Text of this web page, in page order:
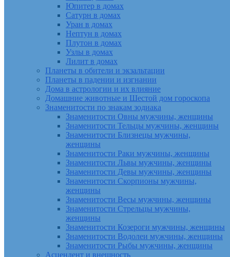
Юпитер в домах
Сатурн в домах
Уран в домах
Нептун в домах
Плутон в домах
Узлы в домах
Лилит в домах
Планеты в обители и экзальтации
Планеты в падении и изгнании
Дома в астрологии и их влияние
Домашние животные и Шестой дом гороскопа
Знаменитости по знакам зодиака
Знаменитости Овны мужчины, женщины
Знаменитости Тельцы мужчины, женщины
Знаменитости Близнецы мужчины,
женщины
Знаменитости Раки мужчины, женщины
Знаменитости Львы мужчины, женщины
Знаменитости Девы мужчины, женщины
Знаменитости Скорпионы мужчины,
женщины
Знаменитости Весы мужчины, женщины
Знаменитости Стрельцы мужчины,
женщины
Знаменитости Козероги мужчины, женщины
Знаменитости Водолеи мужчины, женщины
Знаменитости Рыбы мужчины, женщины
Асцендент и внешность